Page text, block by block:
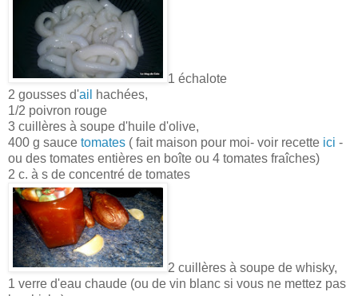
1 échalote
2 gousses d'ail
hachées,
1/2 poivron rouge
3 cuillères à soupe d'huile d'olive,
400 g sauce tomates ( fait maison pour moi- voir recette ici -
ou des tomates entières en boîte ou 4 tomates fraîches)
2 c. à s de concentré de tomates
2 cuillères à soupe de whisky,
1 verre d'eau chaude (ou de vin blanc si vous ne mettez pas